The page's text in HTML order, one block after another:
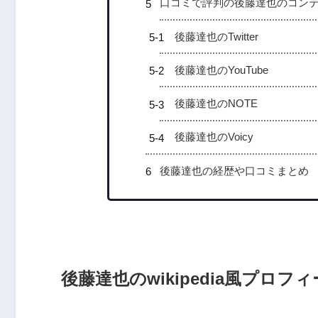
口コミで評判の後藤達也のコン
後藤達也のTwitter
後藤達也のYouTube
後藤達也のNOTE
後藤達也のVoicy
後藤達也の経歴や口コミまとめ
後藤達也のwikipedia風プロフィ